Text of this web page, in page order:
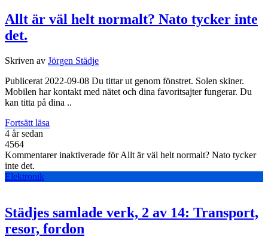
Allt är väl helt normalt? Nato tycker inte
det.
Skriven av Jörgen Städje
Publicerat 2022-09-08 Du tittar ut genom fönstret. Solen skiner.
Mobilen har kontakt med nätet och dina favoritsajter fungerar. Du
kan titta på dina ..
Fortsätt läsa
4 år sedan
4564
Kommentarer inaktiverade för Allt är väl helt normalt? Nato tycker
inte det.
Elektronik
Städjes samlade verk, 2 av 14: Transport,
resor, fordon